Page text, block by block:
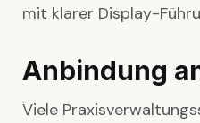
mit klarer Display-
Anbindung
Viele